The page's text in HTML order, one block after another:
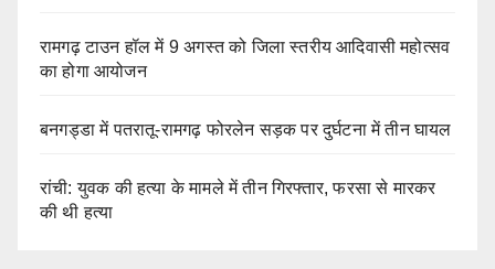
रामगढ़ टाउन हॉल में 9 अगस्त को जिला स्तरीय आदिवासी महोत्सव
का होगा आयोजन
बनगड्डा में पतरातू-रामगढ़ फोरलेन सड़क पर दुर्घटना में तीन घायल
रांची: युवक की हत्या के मामले में तीन गिरफ्तार, फरसा से मारकर
की थी हत्या